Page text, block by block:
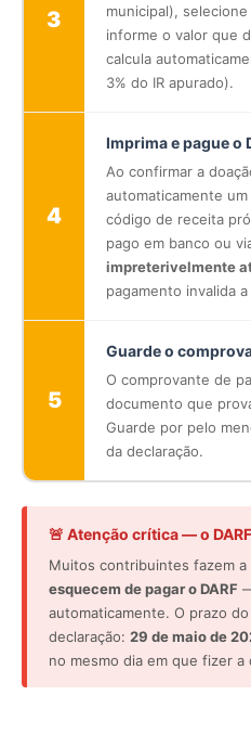
3
municipal),
informe o valor que
calcula
3% do IR apurado).
4
Imprima e pague o
Ao confirmar a
automaticamente um
código de receita
pago em banco ou
impreterivelmente
pagamento invalida
5
Guarde o
O comprovante de
documento que
Guarde por pelo
da declaração.
🚨 Atenção crítica — o
Muitos contribuintes fazem a
esquecem de pagar o DARF
automaticamente. O prazo
declaração: 29 de maio de
no mesmo dia em que fizer a